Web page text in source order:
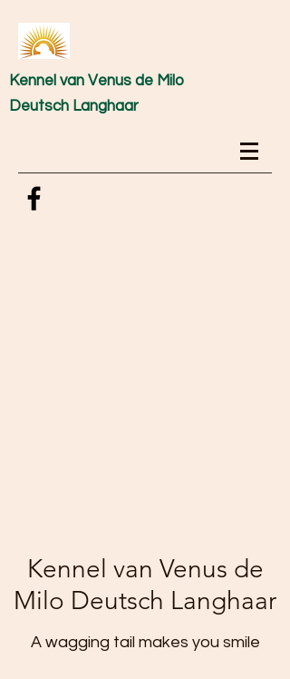
Kennel van Venus de Milo
Deutsch Langhaar
Kennel van Venus de
Milo Deutsch Langhaar
A wagging tail makes you smile